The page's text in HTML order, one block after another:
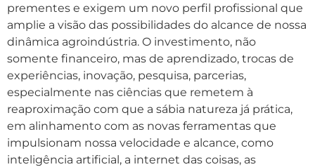
prementes e exigem um novo perfil profissional que
amplie a visão das possibilidades do alcance de nossa
dinâmica agroindústria. O investimento, não
somente financeiro, mas de aprendizado, trocas de
experiências, inovação, pesquisa, parcerias,
especialmente nas ciências que remetem à
reaproximação com que a sábia natureza já prática,
em alinhamento com as novas ferramentas que
impulsionam nossa velocidade e alcance, como
inteligência artificial, a internet das coisas, as